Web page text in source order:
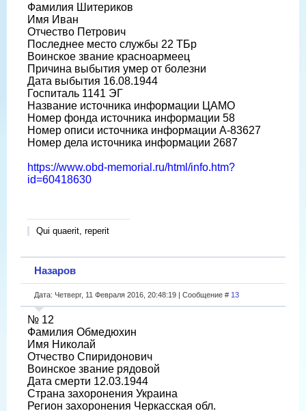
Фамилия Шитериков
Имя Иван
Отчество Петрович
Последнее место службы 22 ТБр
Воинское звание красноармеец
Причина выбытия умер от болезни
Дата выбытия 16.08.1944
Госпиталь 1141 ЭГ
Название источника информации ЦАМО
Номер фонда источника информации 58
Номер описи источника информации А-83627
Номер дела источника информации 2687
https://www.obd-memorial.ru/html/info.htm?
id=60418630
Qui quaerit, reperit
Назаров
Дата: Четверг, 11 Февраля 2016, 20:48:19 | Сообщение # 13
№ 12
Фамилия Обмедюхин
Имя Николай
Отчество Спиридонович
Воинское звание рядовой
Дата смерти 12.03.1944
Страна захоронения Украина
Регион захоронения Черкасская обл.